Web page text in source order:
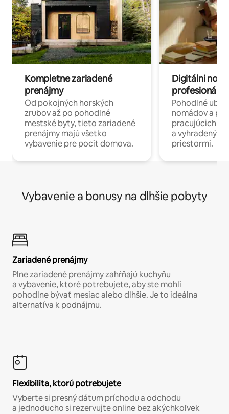
Kompletne zariadené
prenájmy
Od pokojných horských
zrubov až po pohodlné
mestské byty, tieto zariadené
prenájmy majú všetko
vybavenie pre pocit domova.
Digitálni
profesionáli
Pohodlné
nomádov a
pracujúcich
a
priestormi.
Vybavenie a bonusy na dlhšie pobyty
Zariadené prenájmy
Plne zariadené prenájmy zahŕňajú kuchyňu
a vybavenie, ktoré potrebujete, aby ste mohli
pohodlne bývať mesiac alebo dlhšie. Je to ideálna
alternatíva k podnájmu.
Flexibilita, ktorú potrebujete
Vyberte si presný dátum príchodu a odchodu
a jednoducho si rezervujte online bez akýchkoľvek